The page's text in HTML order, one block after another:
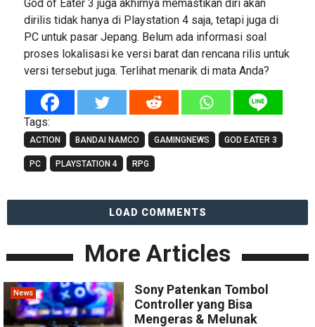
God of Eater 3 juga akhirnya memastikan diri akan
dirilis tidak hanya di Playstation 4 saja, tetapi juga di
PC untuk pasar Jepang. Belum ada informasi soal
proses lokalisasi ke versi barat dan rencana rilis untuk
versi tersebut juga. Terlihat menarik di mata Anda?
Tags:
ACTION BANDAI NAMCO GAMINGNEWS GOD EATER 3
PC PLAYSTATION 4 RPG
LOAD COMMENTS
More Articles
News
Sony Patenkan Tombol
Controller yang Bisa
Mengeras & Melunak